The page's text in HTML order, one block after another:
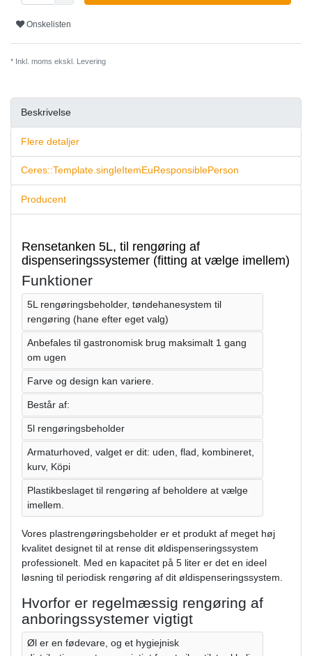
Onskelisten
* Inkl. moms ekskl. Levering
Beskrivelse
Flere detaljer
Ceres::Template.singleItemEuResponsiblePerson
Producent
Rensetanken 5L, til rengøring af
dispenseringssystemer (fitting at vælge imellem)
Funktioner
5L rengøringsbeholder, tøndehanesystem til
rengøring (hane efter eget valg)
Anbefales til gastronomisk brug maksimalt 1 gang
om ugen
Farve og design kan variere.
Består af:
5l rengøringsbeholder
Armaturhoved, valget er dit: uden, flad, kombineret,
kurv, Köpi
Plastikbeslaget til rengøring af beholdere at vælge
imellem.
Vores plastrengøringsbeholder er et produkt af meget høj
kvalitet designet til at rense dit øldispenseringssystem
professionelt. Med en kapacitet på 5 liter er det en ideel
løsning til periodisk rengøring af dit øldispenseringssystem.
Hvorfor er regelmæssig rengøring af
anboringssystemer vigtigt
Øl er en fødevare, og et hygiejnisk